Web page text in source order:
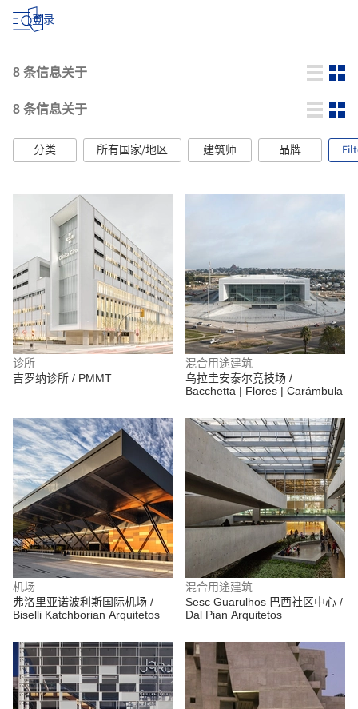
登录
8 条信息关于
8 条信息关于
分类 所有国家/地区 建筑师 品牌
诊所
吉罗纳诊所 / PMMT
混合用途建筑
乌拉圭安泰尔竞技场 /
Bacchetta | Flores | Carámbula
机场
弗洛里亚诺波利斯国际机场 /
Biselli Katchborian Arquitetos
混合用途建筑
Sesc Guarulhos 巴西社区中心 /
Dal Pian Arquitetos